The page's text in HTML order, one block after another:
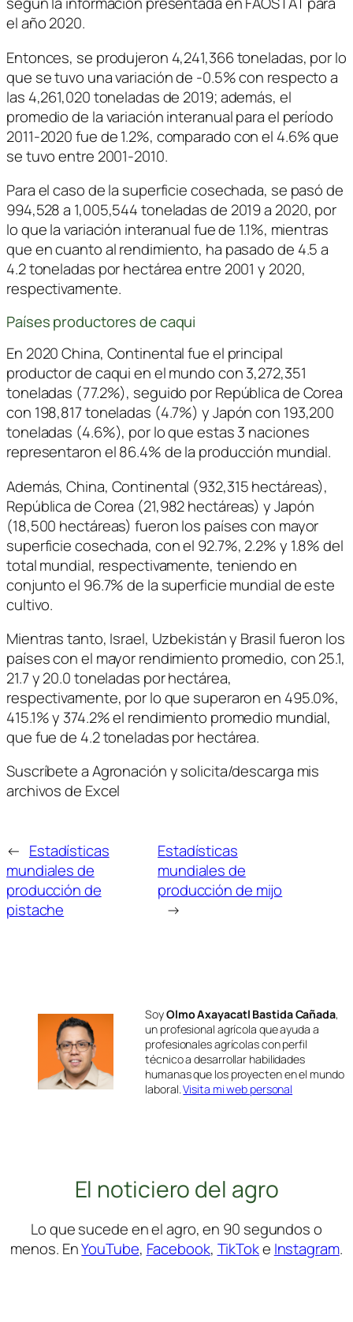
el año 2020.
Entonces, se produjeron 4,241,366 toneladas, por lo
que se tuvo una variación de -0.5% con respecto a
las 4,261,020 toneladas de 2019; además, el
promedio de la variación interanual para el período
2011-2020 fue de 1.2%, comparado con el 4.6% que
se tuvo entre 2001-2010.
Para el caso de la superficie cosechada, se pasó de
994,528 a 1,005,544 toneladas de 2019 a 2020, por
lo que la variación interanual fue de 1.1%, mientras
que en cuanto al rendimiento, ha pasado de 4.5 a
4.2 toneladas por hectárea entre 2001 y 2020,
respectivamente.
Países productores de caqui
En 2020 China, Continental fue el principal
productor de caqui en el mundo con 3,272,351
toneladas (77.2%), seguido por República de Corea
con 198,817 toneladas (4.7%) y Japón con 193,200
toneladas (4.6%), por lo que estas 3 naciones
representaron el 86.4% de la producción mundial.
Además, China, Continental (932,315 hectáreas),
República de Corea (21,982 hectáreas) y Japón
(18,500 hectáreas) fueron los países con mayor
superficie cosechada, con el 92.7%, 2.2% y 1.8% del
total mundial, respectivamente, teniendo en
conjunto el 96.7% de la superficie mundial de este
cultivo.
Mientras tanto, Israel, Uzbekistán y Brasil fueron los
países con el mayor rendimiento promedio, con 25.1,
21.7 y 20.0 toneladas por hectárea,
respectivamente, por lo que superaron en 495.0%,
415.1% y 374.2% el rendimiento promedio mundial,
que fue de 4.2 toneladas por hectárea.
Suscríbete a Agronación y solicita/descarga mis
archivos de Excel
← Estadísticas
mundiales de
producción de
pistache
Estadísticas
mundiales de
producción de mijo
→
SoyOlmo Axayacatl Bastida Cañada,
un profesional agrícola que ayuda a
profesionales agrícolas con perfil
técnico a desarrollar habilidades
humanas que los proyecten en el mundo
laboral.Visita mi web personal
El noticiero del agro
Lo que sucede en el agro, en 90 segundos o
menos. EnYouTube, Facebook, TikToke Instagram.